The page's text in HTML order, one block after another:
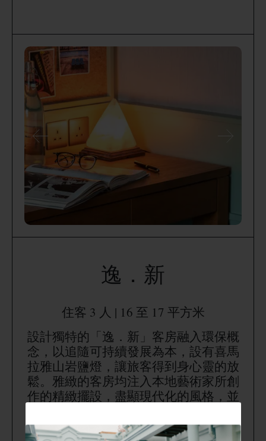
逸．新
住客 3 人 | 16 至 17 平方米
設計獨特的「逸．新」客房融入環保概
念，以追隨可持續發展為本，設有喜馬
拉雅山岩鹽燈，讓旅客得到身心靈的放
鬆。雅緻的客房均注入本地藝術家所創
作的精緻擺設，盡顯現代化的風格，並
面而貼心的高科技設施。